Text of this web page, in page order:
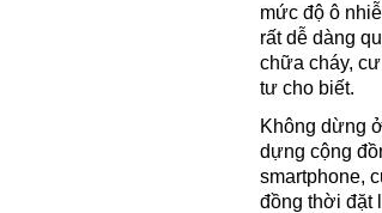
mức độ ô
rất dễ dàng
chữa cháy,
tư cho biết.
Không dừng
dựng cộng
smartphone,
đồng thời đặt